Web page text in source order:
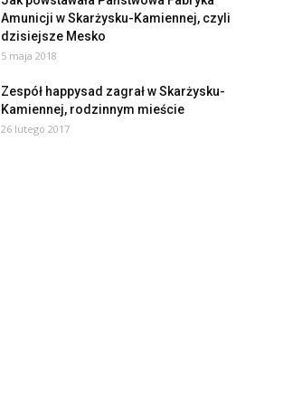
Amunicji w Skarżysku-Kamiennej, czyli
dzisiejsze Mesko
5 maja 2018
Zespół happysad zagrał w Skarżysku-
Kamiennej, rodzinnym mieście
26 lutego 2017